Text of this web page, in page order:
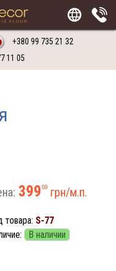
Заказать
язык
+380 99 735 21 32
11 05
39900 грн/м.п.
товара: S-77
В наличии